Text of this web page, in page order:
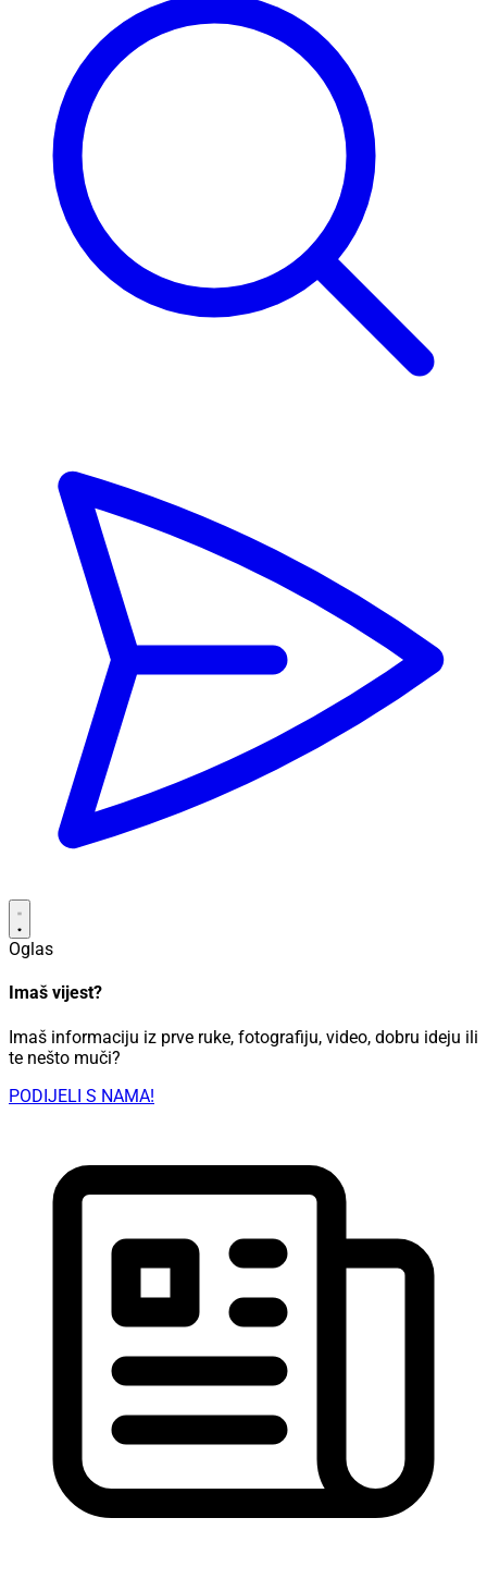
Oglas
Imaš vijest?
Imaš informaciju iz prve ruke, fotografiju, video, dobru ideju ili
te nešto muči?
PODIJELI S NAMA!